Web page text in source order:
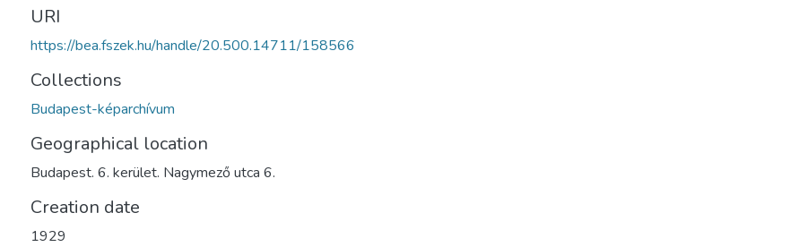
URI
https://bea.fszek.hu/handle/20.500.14711/158566
Collections
Budapest-képarchívum
Geographical location
Budapest. 6. kerület. Nagymező utca 6.
Creation date
1929